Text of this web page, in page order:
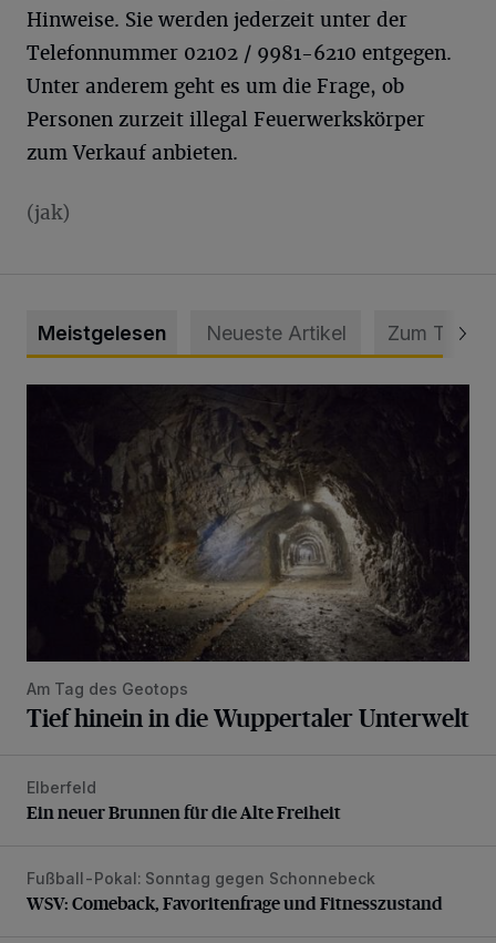
Hinweise. Sie werden jederzeit unter der
Telefonnummer 02102 / 9981-6210 entgegen.
Unter anderem geht es um die Frage, ob
Personen zurzeit illegal Feuerwerkskörper
zum Verkauf anbieten.
(jak)
Meistgelesen Neueste Artikel Zum Thema
Am Tag des Geotops
Tief hinein in die Wuppertaler Unterwelt
Ein neuer Brunnen für die Alte Freiheit
Elberfeld
Ein neuer Brunnen für die Alte Freiheit
WSV: Comeback, Favoritenfrage und Fitnesszustand
Fußball-Pokal: Sonntag gegen Schonnebeck
WSV: Comeback, Favoritenfrage und Fitnesszustand